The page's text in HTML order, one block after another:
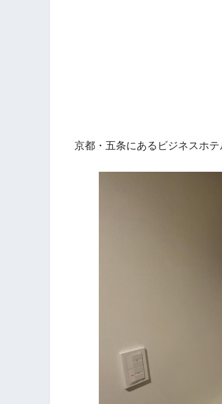
京都・五条にあるビジネスホ